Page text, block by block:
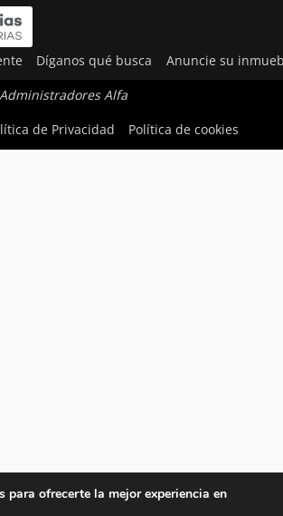
Díganos qué busca Anuncie su
Alfa
de Privacidad Política de cookies
para ofrecerte la mejor experiencia en